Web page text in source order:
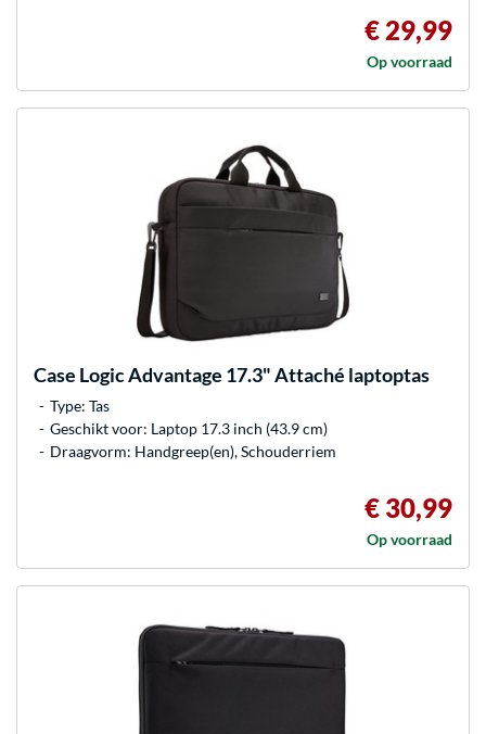
€ 29,99
Op voorraad
Case LogicAdvantage 17.3" Attaché laptoptas
Type: Tas
Geschikt voor: Laptop 17.3 inch (43.9 cm)
Draagvorm: Handgreep(en), Schouderriem
€ 30,99
Op voorraad